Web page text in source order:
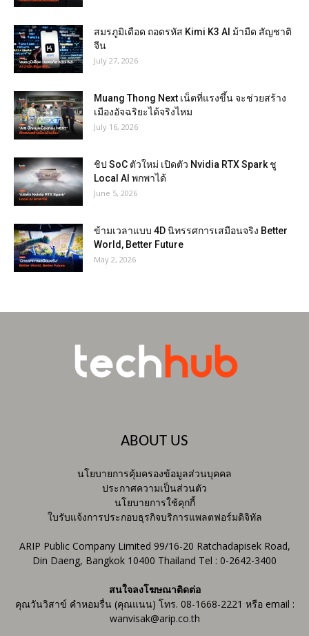
สมรภูมิเดือด ถอดรหัส Kimi K3 AI ม้ามืด สัญชาติ
จีน
July 27, 2026
Muang Thong Next เน็ตที่แรงขึ้น จะช่วยสร้าง
เมืองอัจฉริยะได้จริงไหม
July 16, 2026
ชิป SoC ตัวใหม่ เปิดตัว Nvidia RTX Spark ชู
Local AI พกพาได้
June 5, 2026
ข้ามเวลาแบบ 4D นิทรรศการเสมือนจริง Better
World, Better Future
May 2, 2026
ABOUT US
นโยบายการคุ้มครองข้อมูลส่วนบุคคล
ประกาศความเป็นส่วนตัว
นโยบายการใช้คุกกี้
ใบรับแจ้งการประกอบธุรกิจบริการแพลตฟอร์มดิจิทัล
ARIP Public Company Limited 99/16-20 Ratchadapisek Road,
Din Daeng, Bangkok 10400 Thailand Tel : 0-2642-3400
สนใจลงโฆษณาติดต่อ
คุณวันวิสาข์ คำหอมรื่น (คุณแนน) โทร. 08-1668-2221 หรือ email :
wanvisak@arip.co.th